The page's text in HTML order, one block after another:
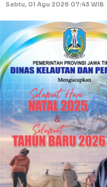
Sabtu, 01 Agu 2026 07:43 WIB